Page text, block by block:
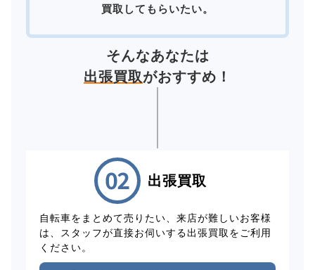
買取してもらいたい。
そんなあなたは
出張買取がおすすめ！
出張買取
自転車をまとめて売りたい、来店が難しいお客様
は、スタッフが直接お伺いする出張買取をご利用
ください。